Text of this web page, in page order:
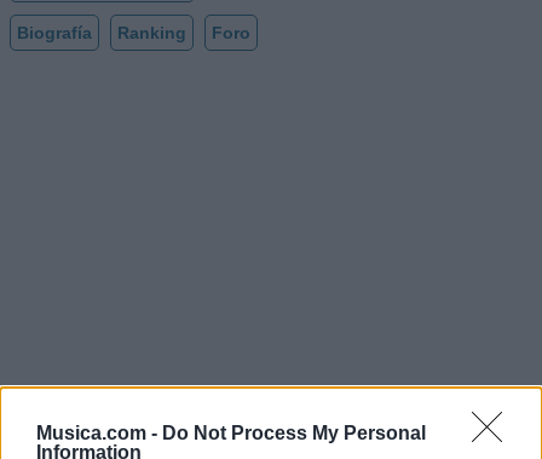
Musica.com - Do Not Process My Personal
Information
Biografía Ranking Foro